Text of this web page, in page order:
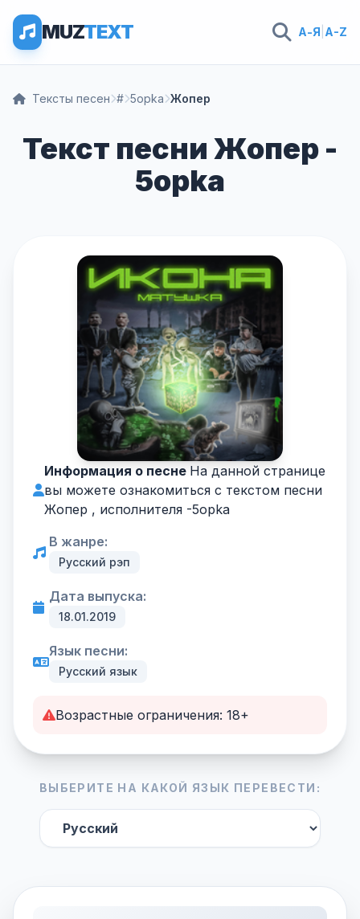
MUZTEXT А-Я A-Z
Тексты песен # 5opka Жопер
Текст песни Жопер -
5opka
Информация о песне На данной странице
вы можете ознакомиться с текстом песни
Жопер , исполнителя -5opka
В жанре:
Русский рэп
Дата выпуска:
18.01.2019
Язык песни:
Русский язык
Возрастные ограничения: 18+
ВЫБЕРИТЕ НА КАКОЙ ЯЗЫК ПЕРЕВЕСТИ: